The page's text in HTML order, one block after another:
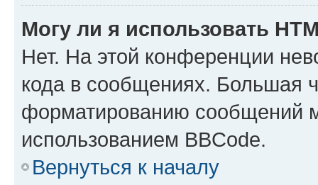
Могу ли я использовать
Нет. На этой конференции
кода в сообщениях. Большая
форматированию сообщений
использованием BBCode.
Вернуться к началу